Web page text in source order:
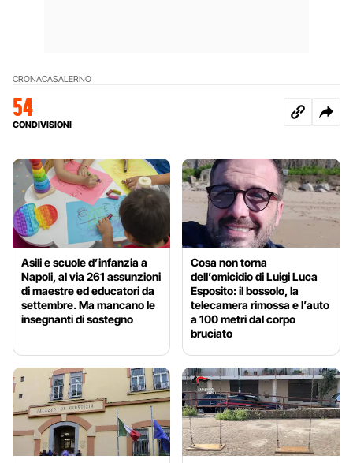
CRONACASALERNO
54
CONDIVISIONI
Asili e scuole d’infanzia a
Napoli, al via 261 assunzioni
di maestre ed educatori da
settembre. Ma mancano le
insegnanti di sostegno
Cosa non torna
dell’omicidio di Luigi Luca
Esposito: il bossolo, la
telecamera rimossa e l’auto
a 100 metri dal corpo
bruciato